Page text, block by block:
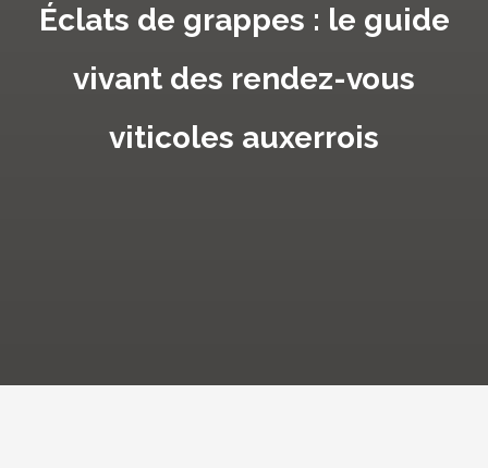
Éclats de grappes : le guide
vivant des rendez-vous
viticoles auxerrois